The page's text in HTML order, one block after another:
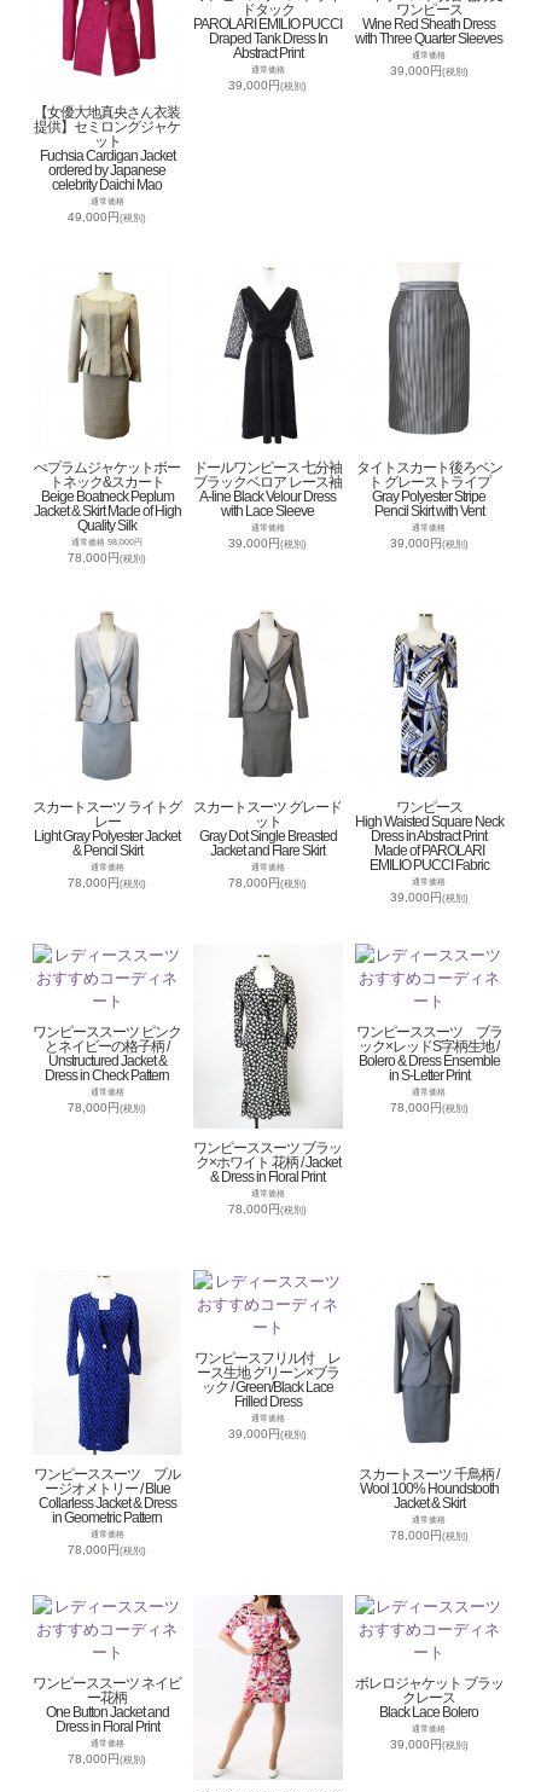
【女優大地真央さん衣装
提供】セミロングジャケ
ット
Fuchsia Cardigan Jacket
ordered by Japanese
celebrity Daichi Mao
通常価格
49,000円(税別)
ドタック
PAROLARI EMILIO PUCCI
Draped Tank Dress In
Abstract Print
通常価格
39,000円(税別)
ワンピース
Wine Red Sheath Dress
with Three Quarter Sleeves
通常価格
39,000円(税別)
ぺプラムジャケットボー
トネック&スカート
Beige Boatneck Peplum
Jacket & Skirt Made of High
Quality Silk
通常価格 98,000円
78,000円(税別)
ドールワンピース 七分袖
ブラックベロア レース袖
A-line Black Velour Dress
with Lace Sleeve
通常価格
39,000円(税別)
タイトスカート後ろベン
ト グレーストライプ
Gray Polyester Stripe
Pencil Skirt with Vent
通常価格
39,000円(税別)
スカートスーツ ライトグ
レー
Light Gray Polyester Jacket
& Pencil Skirt
通常価格
78,000円(税別)
スカートスーツ グレード
ット
Gray Dot Single Breasted
Jacket and Flare Skirt
通常価格
78,000円(税別)
ワンピース
High Waisted Square Neck
Dress in Abstract Print
Made of PAROLARI
EMILIO PUCCI Fabric
通常価格
39,000円(税別)
ワンピーススーツ ピンク
とネイビーの格子柄 /
Unstructured Jacket &
Dress in Check Pattern
通常価格
78,000円(税別)
ワンピーススーツ ブラッ
ク×ホワイト 花柄 / Jacket
& Dress in Floral Print
通常価格
78,000円(税別)
ワンピーススーツ ブラ
ック×レッドS字柄生地 /
Bolero & Dress Ensemble
in S-Letter Print
通常価格
78,000円(税別)
ワンピーススーツ ブル
ージオメトリー / Blue
Collarless Jacket & Dress
in Geometric Pattern
通常価格
78,000円(税別)
ワンピースフリル付 レ
ース生地 グリーン×ブラ
ック / Green/Black Lace
Frilled Dress
通常価格
39,000円(税別)
スカートスーツ 千鳥柄 /
Wool 100% Houndstooth
Jacket & Skirt
通常価格
78,000円(税別)
ワンピーススーツ ネイビ
ー花柄
One Button Jacket and
Dress in Floral Print
通常価格
78,000円(税別)
ボレロジャケット ブラッ
クレース
Black Lace Bolero
通常価格
39,000円(税別)